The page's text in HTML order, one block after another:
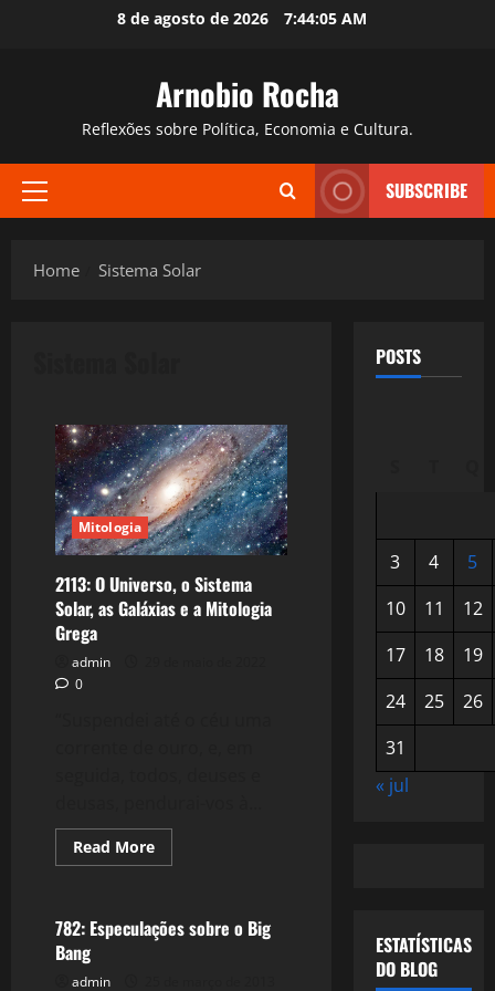
8 de agosto de 2026 7:44:06 AM
Arnobio Rocha
Reflexões sobre Política, Economia e Cultura.
Primary
SUBSCRIBE
Home Sistema Solar
Mitologia
2113: O Universo, o Sistema
Solar, as Galáxias e a Mitologia
Grega
admin
0
Read MoreRead
more
Universo,
o
Tecnologia
782: Especulações sobre o Big
Bang
admin
POSTS
3 4
5
10
11
12
17
18
19
24
25
26
31
« jul
ESTATÍSTICAS
DO BLOG